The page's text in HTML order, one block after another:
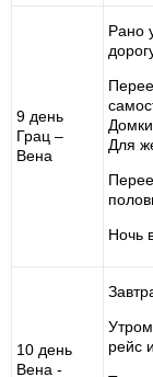
9 день
Грац –
Вена
Рано
Для
Ночь
10 день
Вена -
рейс